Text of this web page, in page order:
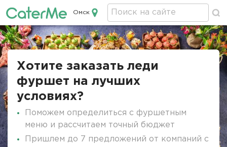
Кейтеринг в Омске
Омск
Строка
Хотите заказать леди
фуршет на лучших
условиях?
Поможем определиться с фуршетным
меню и рассчитаем точный бюджет
Пришлем до 7 предложений от компаний с